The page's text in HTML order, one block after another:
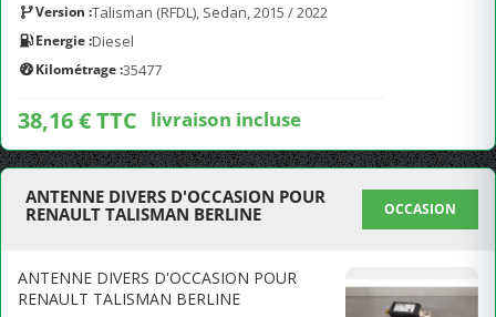
Version :Talisman (RFDL), Sedan, 2015 / 2022
Energie :Diesel
Kilométrage :35477
38,16 € TTC livraison incluse
ANTENNE DIVERS D'OCCASION POUR
RENAULT TALISMAN BERLINE
OCCASION
ANTENNE DIVERS D'OCCASION POUR
RENAULT TALISMAN BERLINE